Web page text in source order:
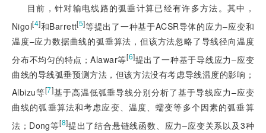
目前，针对输电线路的弧垂计算已经有许多方法。其中，
Nigol[4]和Barrett[5]等提出了一种基于ACSR导体的应力–应变和
温度–应力数据曲线的弧垂算法，但该方法忽略了导线径向温度
分布不均匀的特点；Alawar等[6]提出了一种基于导线应力–应变
曲线的导线弧垂预测方法，但该方法没有考虑导线温度的影响；
Albizu等[7]基于高温低弧垂导线分别分析了基于导线应力–应变
曲线的弧垂算法和考虑应变、温度、蠕变等多个因素的弧垂算
法；Dong等[8]提出了结合悬链线函数、应力–应变关系以及3种